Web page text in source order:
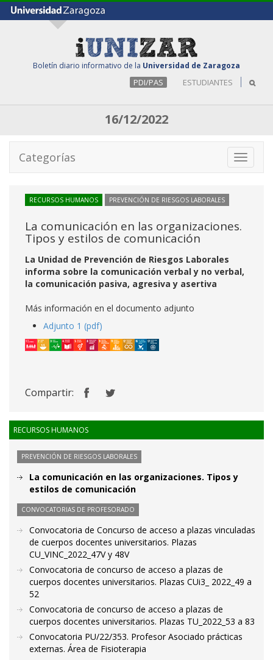
Boletín diario informativo de la Universidad de Zaragoza
PDI/PAS ESTUDIANTES
16/12/2022
Toggle
Categorías
RECURSOS HUMANOS PREVENCIÓN DE RIESGOS LABORALES
La comunicación en las organizaciones.
Tipos y estilos de comunicación
La Unidad de Prevención de Riesgos Laborales
informa sobre la comunicación verbal y no verbal,
la comunicación pasiva, agresiva y asertiva
Más información en el documento adjunto
Adjunto 1 (pdf)
Compartir:
RECURSOS HUMANOS
PREVENCIÓN DE RIESGOS LABORALES
La comunicación en las organizaciones. Tipos y
estilos de comunicación
CONVOCATORIAS DE PROFESORADO
Convocatoria de Concurso de acceso a plazas vinculadas
de cuerpos docentes universitarios. Plazas
CU_VINC_2022_47V y 48V
Convocatoria de concurso de acceso a plazas de
cuerpos docentes universitarios. Plazas CUi3_ 2022_49 a
52
Convocatoria de concurso de acceso a plazas de
cuerpos docentes universitarios. Plazas TU_2022_53 a 83
Convocatoria PU/22/353. Profesor Asociado prácticas
externas. Área de Fisioterapia